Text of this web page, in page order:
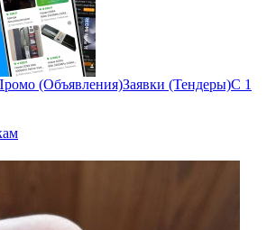
(Объявления)Заявки (Тендеры)С 1